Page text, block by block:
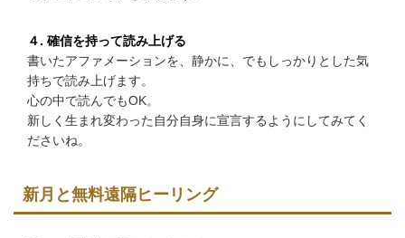
４. 確信を持って読み上げる
書いたアファメーションを、静かに、でもしっかりとした気
持ちで読み上げます。
心の中で読んでもOK。
新しく生まれ変わった自分自身に宣言するようにしてみてく
ださいね。
新月と無料遠隔ヒーリング